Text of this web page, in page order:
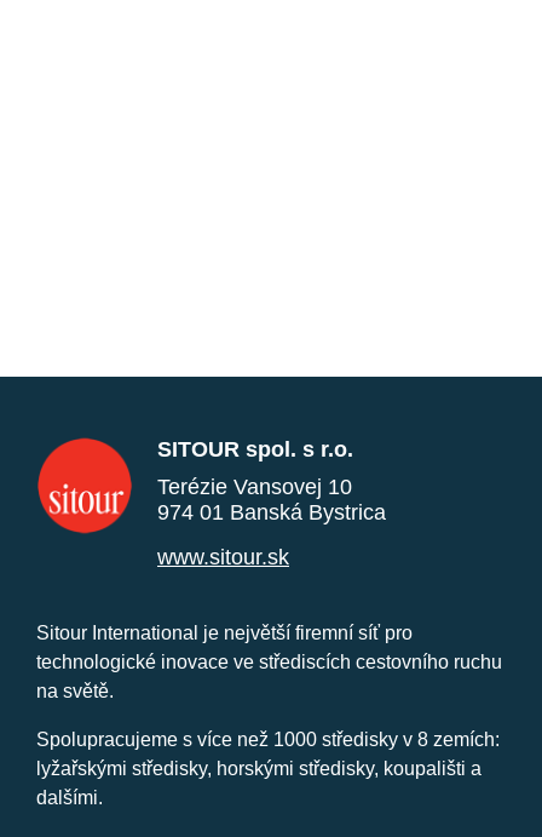
SITOUR spol. s r.o.
Terézie Vansovej 10
974 01 Banská Bystrica
www.sitour.sk
Sitour International je největší firemní síť pro
technologické inovace ve střediscích cestovního ruchu
na světě.
Spolupracujeme s více než 1000 středisky v 8 zemích:
lyžařskými středisky, horskými středisky, koupališti a
dalšími.